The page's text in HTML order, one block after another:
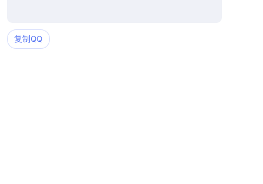
复制QQ